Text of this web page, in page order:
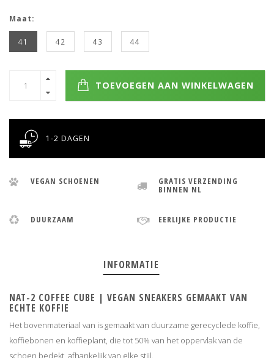
Maat:
41 42 43 44
TOEVOEGEN AAN WINKELWAGEN
1-2 DAGEN
VEGAN SCHOENEN GRATIS VERZENDING
BINNEN NL
DUURZAAM EERLIJKE PRODUCTIE
INFORMATIE
NAT-2 COFFEE CUBE | VEGAN SNEAKERS GEMAAKT VAN
ECHTE KOFFIE
Het bovenmateriaal van is gemaakt van duurzame gerecyclede koffie,
koffiebonen en koffieplant, die tot 50% van het oppervlak van de
schoen bedekt, afhankelijk van elke stijl.